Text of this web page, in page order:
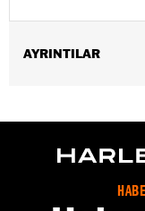
AYRINTILAR
Installation
Material Diameter